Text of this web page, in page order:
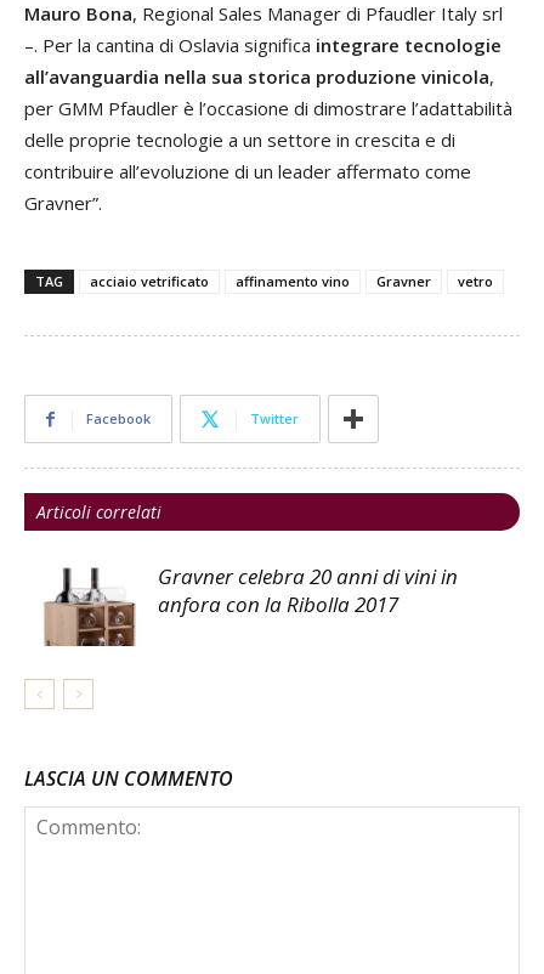
Mauro Bona, Regional Sales Manager di Pfaudler Italy srl
–. Per la cantina di Oslavia significa integrare tecnologie
all’avanguardia nella sua storica produzione vinicola,
per GMM Pfaudler è l’occasione di dimostrare l’adattabilità
delle proprie tecnologie a un settore in crescita e di
contribuire all’evoluzione di un leader affermato come
Gravner”.
TAG acciaio vetrificato affinamento vino Gravner vetro
Facebook Twitter
Articoli correlati
Gravner celebra 20 anni di vini in
anfora con la Ribolla 2017
LASCIA UN COMMENTO